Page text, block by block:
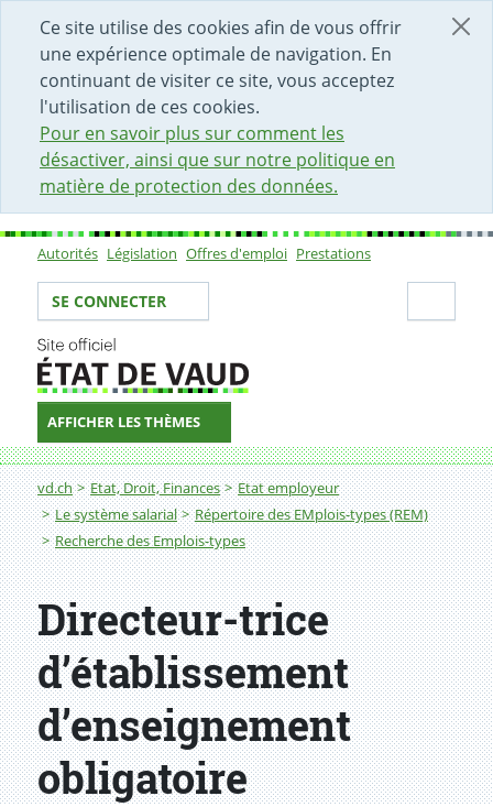
Ce site utilise des cookies afin de vous offrir
une expérience optimale de navigation. En
continuant de visiter ce site, vous acceptez
l'utilisation de ces cookies.
Pour en savoir plus sur comment les
désactiver, ainsi que sur notre politique en
matière de protection des données.
DÉBUT DU CONTENU DE LA PAGE
ACCÈS AU CHAMP DE RECHERCHE
PAGE D'ACCUEIL
FORMULAIRE DE CONTACT
Sous-navigation
Autorités Législation Offres d'emploi Prestations
Votre identité
SE CONNECTER
AFFICHER LES THÈMES
Fil d'Ariane
vd.ch Etat, Droit, Finances
Etat employeur
Le système salarial
Répertoire des EMplois-types (REM)
Recherche des Emplois-types
Directeur-trice d’établissement d’enseignement
Directeur-trice
d’établissement
d’enseignement
obligatoire